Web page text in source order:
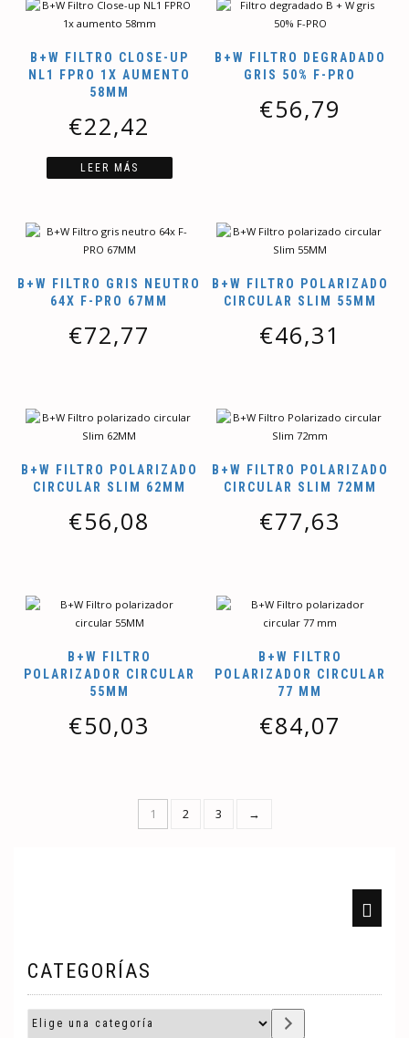
B+W FILTRO CLOSE-UP
NL1 FPRO 1X AUMENTO
58MM
€22,42
LEER MÁS
B+W FILTRO DEGRADADO
GRIS 50% F-PRO
€56,79
B+W FILTRO GRIS NEUTRO
64X F-PRO 67MM
€72,77
B+W FILTRO POLARIZADO
CIRCULAR SLIM 55MM
€46,31
B+W FILTRO POLARIZADO
CIRCULAR SLIM 62MM
€56,08
B+W FILTRO POLARIZADO
CIRCULAR SLIM 72MM
€77,63
B+W FILTRO
POLARIZADOR CIRCULAR
55MM
€50,03
B+W FILTRO
POLARIZADOR CIRCULAR
77 MM
€84,07
1 2 3 →
CATEGORÍAS